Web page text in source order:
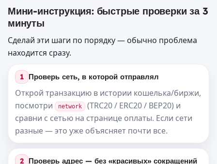
Мини-инструкция: быстрые проверки за 3
минуты
Сделай эти шаги по порядку — обычно проблема
находится сразу.
1 Проверь сеть, в которой отправлял
Открой транзакцию в истории кошелька/биржи,
посмотри
network
(TRC20 / ERC20 / BEP20) и
сравни с сетью на странице оплаты. Если сети
разные — это уже объясняет почти все.
2 Проверь адрес — без «красивых» сокращений